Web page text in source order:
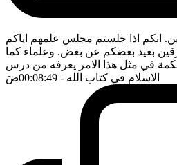
انكم اذا جلستم مجلس علمهم اياكم
بعيد بعضكم عن بعض. وعلماء كما
في مثل هذا الامر يعرفه من درس
الاسلام في كتاب الله - 00:08:49 ضَ